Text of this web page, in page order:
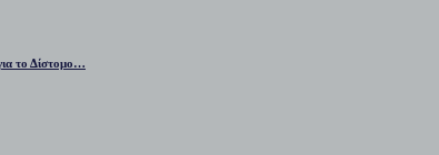
το Δίστομο…